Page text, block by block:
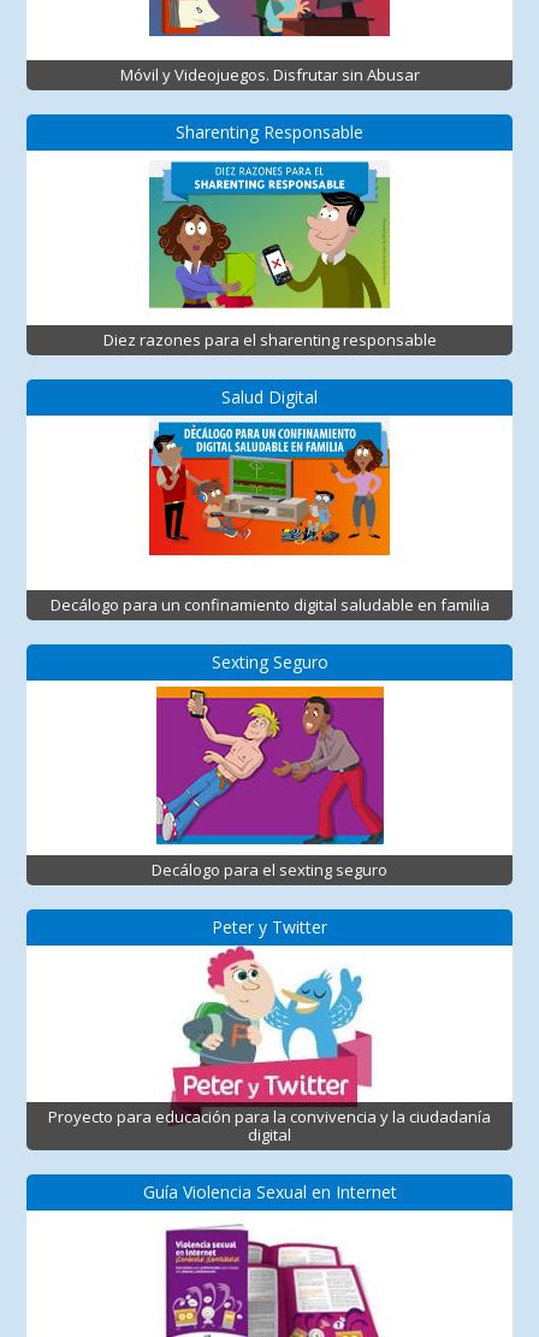
Móvil y Videojuegos. Disfrutar sin Abusar
Sharenting Responsable
Diez razones para el sharenting responsable
Salud Digital
Decálogo para un confinamiento digital saludable en familia
Sexting Seguro
Decálogo para el sexting seguro
Peter y Twitter
Proyecto para educación para la convivencia y la ciudadanía
digital
Guía Violencia Sexual en Internet